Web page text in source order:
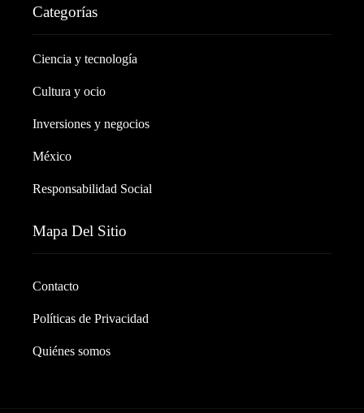
Categorías
Ciencia y tecnología
Cultura y ocio
Inversiones y negocios
México
Responsabilidad Social
Mapa Del Sitio
Contacto
Políticas de Privacidad
Quiénes somos